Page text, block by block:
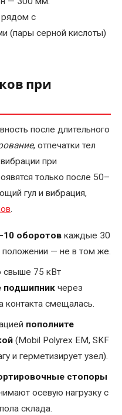
рядом с
(пары серной кислоты)
при
после длительного
, отпечатки тел
при
только после 50–
гул и вибрация,
.
оборотов каждые 30
положении — не в том же.
свыше 75 кВт
подшипник через
контакта смещалась.
пополните
(Mobil Polyrex EM, SKF
и герметизирует узел).
стопоры
осевую нагрузку с
склада.